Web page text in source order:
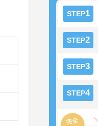
STEP1
STEP2
STEP3
STEP4